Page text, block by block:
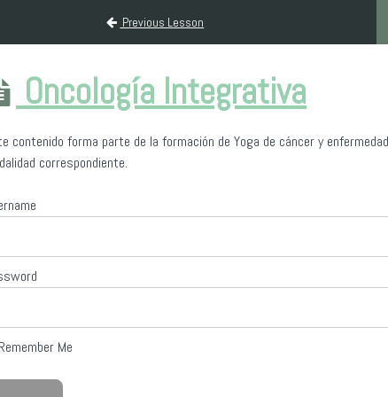
y enfermedades crónicas
Previous Lesson
Oncología Integrativa
contenido forma parte de la formación de Yoga de cáncer y
correspondiente.
Remember Me